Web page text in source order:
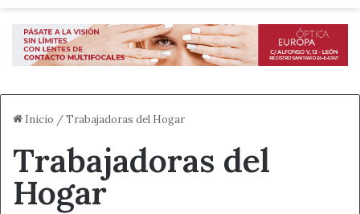
Inicio /Trabajadoras del Hogar
Trabajadoras del
Hogar